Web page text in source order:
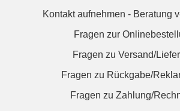
Kontakt aufnehmen - Beratung
Fragen zur
Fragen zu Versand/
Fragen zu Rückgabe/
Fragen zu Zahlung/